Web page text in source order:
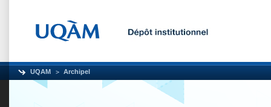
UQAM Archipel